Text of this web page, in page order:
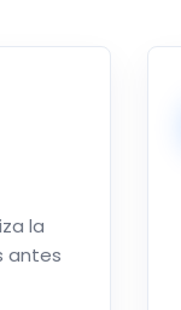
la
antes